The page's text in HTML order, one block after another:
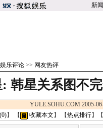
新闻
娱乐评论 >> 网友热评
: 韩星关系图不
YULE.SOHU.COM 2005-
0)】 【 收藏本文 】 【热点排行】【